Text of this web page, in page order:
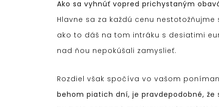
Ako sa vyhnúť vopred prichystaným
Hlavne sa za každú cenu
ako to dáš na tom intráku s desiatimi
nad ňou nepokúšali zamyslieť.
Rozdiel však spočíva vo vašom
behom piatich dní, je pravdepodobné, že